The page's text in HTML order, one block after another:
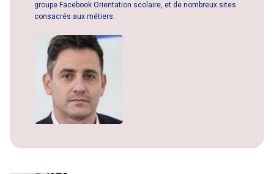
groupe Facebook Orientation scolaire, et de nombreux sites
consacrés aux métiers.